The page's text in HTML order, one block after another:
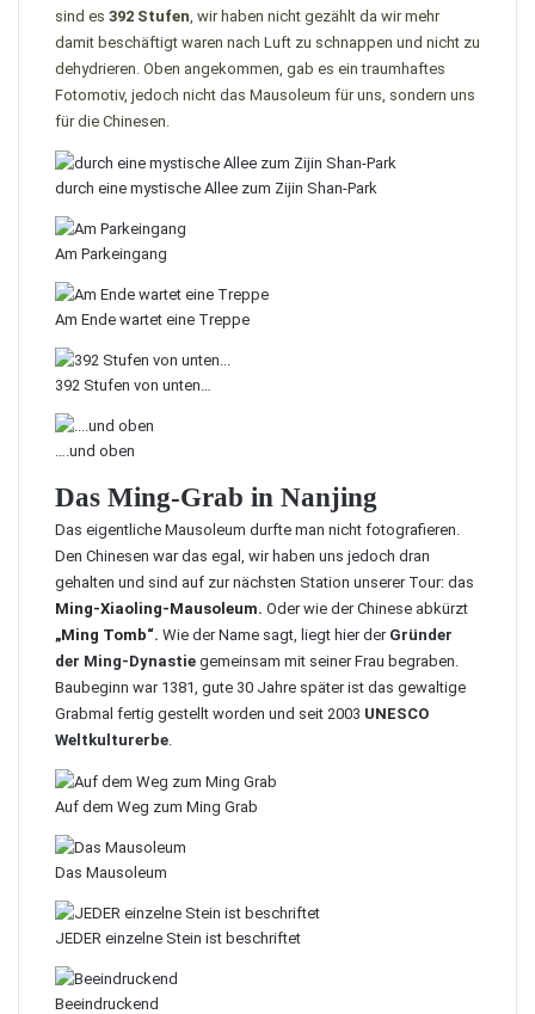
sind es 392 Stufen, wir haben nicht gezählt da wir mehr
damit beschäftigt waren nach Luft zu schnappen und nicht zu
dehydrieren. Oben angekommen, gab es ein traumhaftes
Fotomotiv, jedoch nicht das Mausoleum für uns, sondern uns
für die Chinesen.
durch eine mystische Allee zum Zijin Shan-Park
Am Parkeingang
Am Ende wartet eine Treppe
392 Stufen von unten…
….und oben
Das Ming-Grab in Nanjing
Das eigentliche Mausoleum durfte man nicht fotografieren.
Den Chinesen war das egal, wir haben uns jedoch dran
gehalten und sind auf zur nächsten Station unserer Tour: das
Ming-Xiaoling-Mausoleum. Oder wie der Chinese abkürzt
„Ming Tomb“. Wie der Name sagt, liegt hier der Gründer
der Ming-Dynastie gemeinsam mit seiner Frau begraben.
Baubeginn war 1381, gute 30 Jahre später ist das gewaltige
Grabmal fertig gestellt worden und seit 2003 UNESCO
Weltkulturerbe.
Auf dem Weg zum Ming Grab
Das Mausoleum
JEDER einzelne Stein ist beschriftet
Beeindruckend